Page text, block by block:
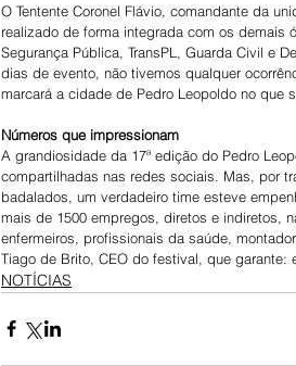
O Tentente Coronel Flávio, comandante da
realizado de forma integrada com os demais
Segurança Pública, TransPL, Guarda Civil e
dias de evento, não tivemos qualquer
marcará a cidade de Pedro Leopoldo no que
Números que impressionam
A grandiosidade da 17ª edição do Pedro
compartilhadas nas redes sociais. Mas, por
badalados, um verdadeiro time esteve
mais de 1500 empregos, diretos e indiretos,
enfermeiros, profissionais da saúde,
Tiago de Brito, CEO do festival, que garante:
NOTÍCIAS